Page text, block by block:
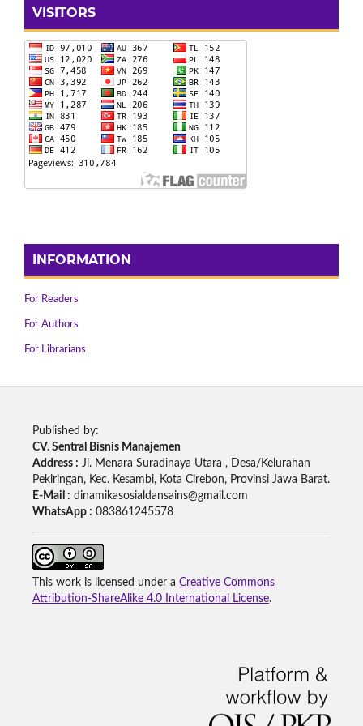
VISITORS
INFORMATION
For Readers
For Authors
For Librarians
Published by:
CV. Sentral Bisnis Manajemen
Address : Jl. Menara Suradinaya Utara , Desa/Kelurahan
Pekiringan, Kec. Kesambi, Kota Cirebon, Provinsi Jawa Barat.
E-Mail : dinamikasosialdansains@gmail.com
WhatsApp : 083861245578
This work is licensed under a Creative Commons
Attribution-ShareAlike 4.0 International License.